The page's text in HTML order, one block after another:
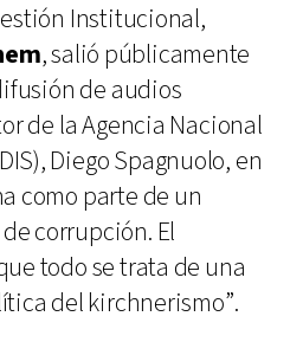
Institucional,
, salió públicamente
de audios
de la Agencia Nacional
Diego Spagnuolo, en
como parte de un
corrupción. El
todo se trata de una
del kirchnerismo”.